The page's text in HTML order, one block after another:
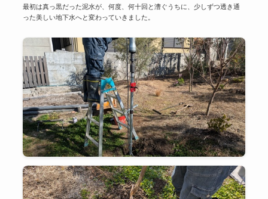
最初は真っ黒だった泥水が、何度、何十回と漕ぐうちに、少しずつ透き通
った美しい地下水へと変わっていきました。